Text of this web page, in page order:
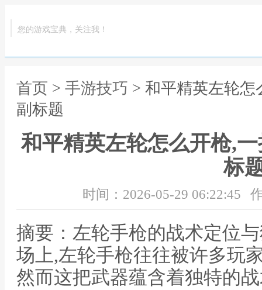
您的游戏宝典，关注我！
首页 > 手游技巧 > 和平精英左轮
副标题
和平精英左轮怎么开枪,
标
时间：2026-05-29 06:22:45
摘要：左轮手枪的战术定位
场上,左轮手枪往往被许多玩
然而这把武器蕴含着独特的